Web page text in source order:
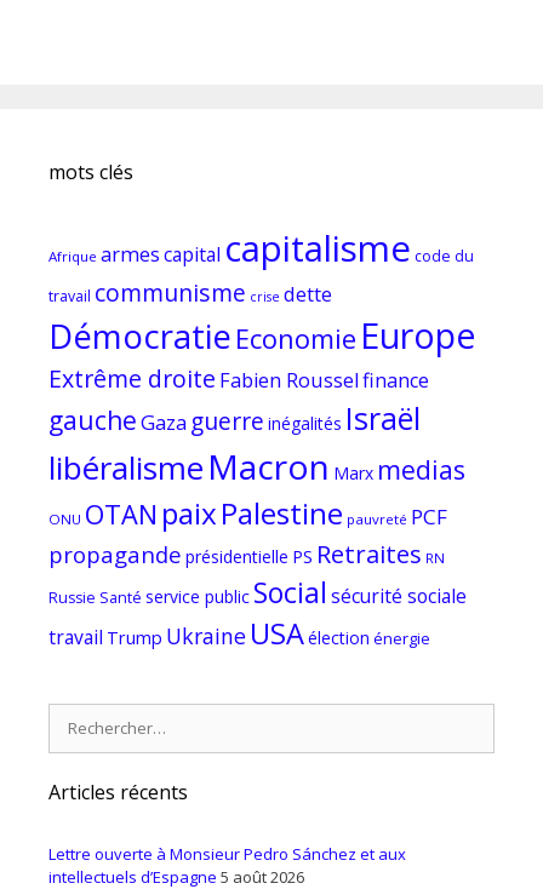
mots clés
Afrique armescapital capitalisme code du
travail communisme crise dette
Démocratie Economie Europe
Extrême droite Fabien Rousselfinance
gaucheGaza guerre inégalités Israël
libéralismeMacron Marx medias
ONU OTAN paixPalestine pauvreté PCF
propagande présidentielle PS Retraites RN
Russie Santé service public Social sécurité sociale
travail Trump Ukraine USAélection énergie
Articles récents
Lettre ouverte à Monsieur Pedro Sánchez et aux
intellectuels d’Espagne 5 août 2026